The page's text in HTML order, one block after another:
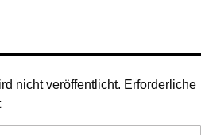
nicht veröffentlicht. Erforderliche